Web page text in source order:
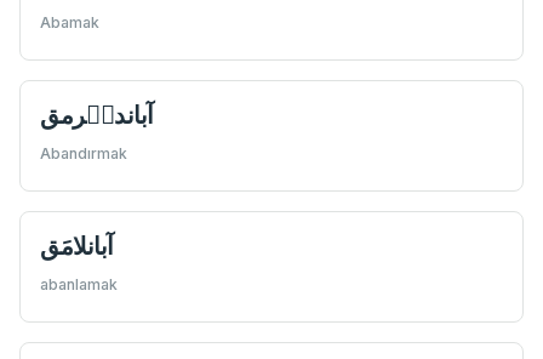
Abamak
آباندىٖرمق
Abandırmak
آبانلامَق
abanlamak